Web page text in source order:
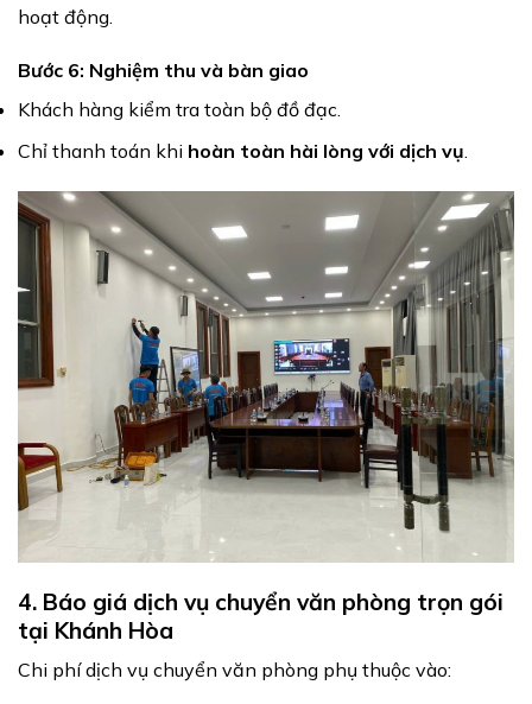
hoạt động.
Bước 6: Nghiệm thu và bàn giao
Khách hàng kiểm tra toàn bộ đồ đạc.
Chỉ thanh toán khi hoàn toàn hài lòng với dịch vụ.
4. Báo giá dịch vụ chuyển văn phòng trọn gói
tại Khánh Hòa
Chi phí dịch vụ chuyển văn phòng phụ thuộc vào: